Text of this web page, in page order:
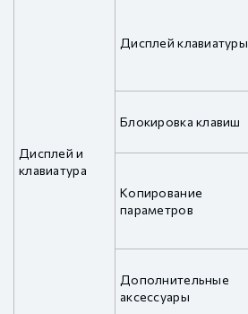
Дисплей и
клавиатура
Дисплей клавиатуры
Блокировка клавиш
Копирование
параметров
Дополнительные
аксессуары